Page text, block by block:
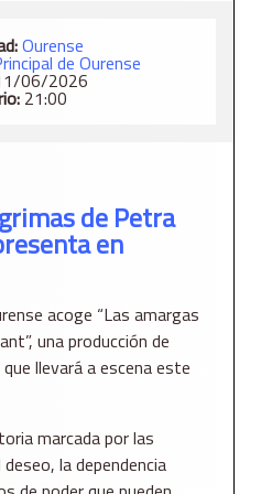
Ourense
de Ourense
06/2026
21:00
de Petra
en
acoge “Las amargas
una producción de
llevará a escena este
marcada por las
la dependencia